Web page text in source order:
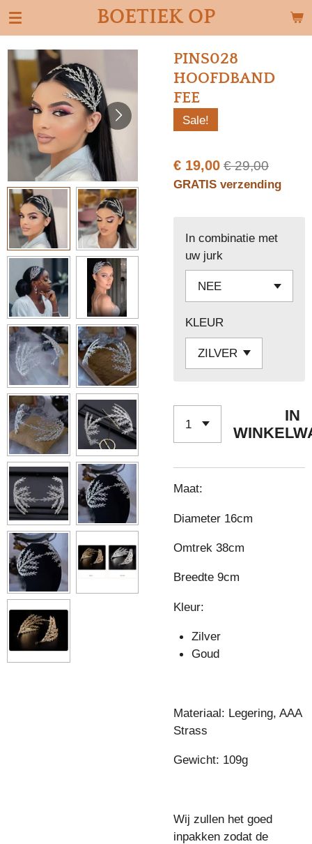
Ga
direct
naar
de
hoofdinhoud
BOETIEK OP
PINS028
HOOFDBAND
FEE
Sale!
€ 19,00 € 29,00
GRATIS verzending
In combinatie met
uw jurk
KLEUR
IN
Maat:
Diameter 16cm
Omtrek 38cm
Breedte 9cm
Kleur:
Zilver
Goud
Materiaal: Legering, AAA
Strass
Gewicht: 109g
Wij zullen het goed
inpakken zodat de